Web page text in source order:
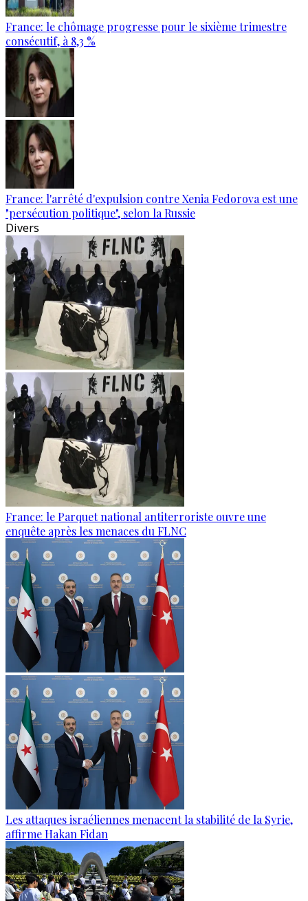
France: le chômage progresse pour le sixième trimestre
consécutif, à 8,3 %
France: l'arrêté d'expulsion contre Xenia Fedorova est une
"persécution politique", selon la Russie
Divers
France: le Parquet national antiterroriste ouvre une
enquête après les menaces du FLNC
Les attaques israéliennes menacent la stabilité de la Syrie,
affirme Hakan Fidan